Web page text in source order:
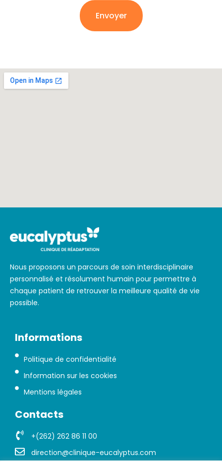
Envoyer
Nous proposons un parcours de soin interdisciplinaire
personnalisé et résolument humain pour permettre à
chaque patient de retrouver la meilleure qualité de vie
possible.
Informations
Politique de confidentialité
Information sur les cookies
Mentions légales
Contacts
+(262) 262 86 11 00
direction@clinique-eucalyptus.com